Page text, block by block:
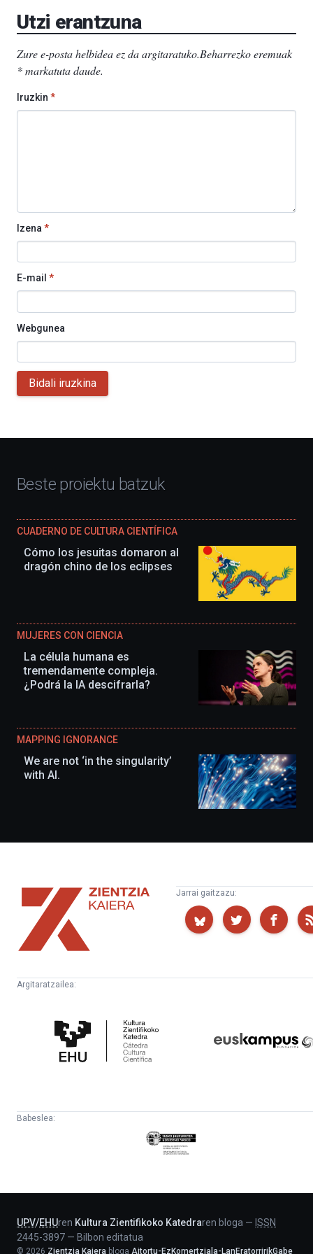
Utzi erantzuna
Zure e-posta helbidea ez da argitaratuko.Beharrezko eremuak
*markatuta daude.
Iruzkin *
Izena *
E-mail *
Webgunea
Bidali iruzkina
Beste proiektu batzuk
CUADERNO DE CULTURA CIENTÍFICA
Cómo los jesuitas domaron al
dragón chino de los eclipses
MUJERES CON CIENCIA
La célula humana es
tremendamente compleja.
¿Podrá la IA descifrarla?
MAPPING IGNORANCE
We are not ‘in the singularity’
with AI.
Zientzia
Kaiera
Jarrai gaitzazu:
Argitaratzailea:
Zientifikoko
Katedra
Babeslea:
Eusko
Jaurlaritza
UPV/EHUren Kultura Zientifikoko Katedraren bloga — ISSN
2445-3897 — Bilbon editatua
© 2026 Zientzia Kaiera bloga Aitortu-EzKomertziala-LanEratorririkGabe